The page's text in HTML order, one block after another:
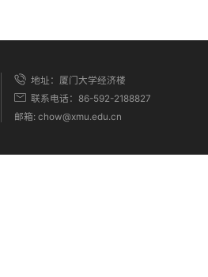
地址：厦门大学经济楼
联系电话：86-592-2188827
邮箱: chow@xmu.edu.cn